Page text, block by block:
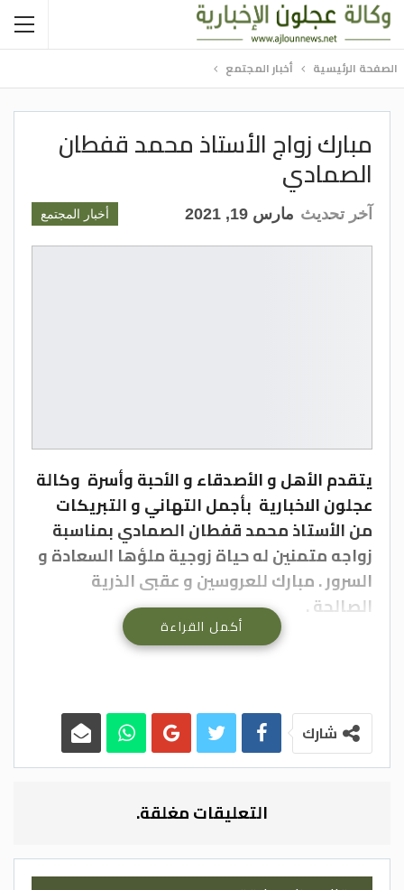
الصفحة الرئيسية أخبار المجتمع
مبارك زواج الأستاذ محمد قفطان
الصمادي
أخبار المجتمع آخر تحديث مارس 19, 2021
يتقدم الأهل و الأصدقاء و الأحبة وأسرة وكالة
عجلون الاخبارية بأجمل التهاني و التبريكات
من الأستاذ محمد قفطان الصمادي بمناسبة
زواجه متمنين له حياة زوجية ملؤها السعادة و
السرور . مبارك للعروسين و عقبى الذرية
الصالحة .
أكمل القراءة
شارك
التعليقات مغلقة.